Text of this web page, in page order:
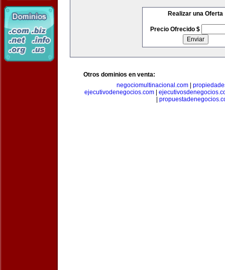
Realizar una Oferta
Precio Ofrecido $
Otros dominios en venta:
negociomultinacional.com
ejecutivodenegocios.com|